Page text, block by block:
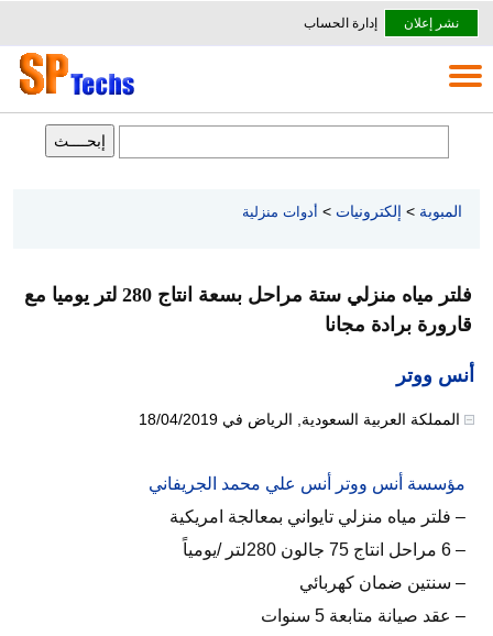
نشر إعلان إدارة الحساب
المبوبة > إلكترونيات > أدوات منزلية
فلتر مياه منزلي ستة مراحل بسعة انتاج 280 لتر يوميا مع
قارورة برادة مجانا
أنس ووتر
المملكة العربية السعودية الرياض في 18/04/2019
مؤسسة أنس ووتر أنس علي محمد الجريفاني
– فلتر مياه منزلي تايواني بمعالجة امريكية
– 6 مراحل انتاج 75 جالون 280لتر /يومياً
– سنتين ضمان كهربائي
– عقد صيانة متابعة 5 سنوات